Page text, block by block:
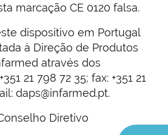
marcação CE 0120 falsa.
dispositivo em Portugal
à Direção de Produtos
através dos
21 798 72 35; fax: +351 21
daps@infarmed.pt.
Diretivo